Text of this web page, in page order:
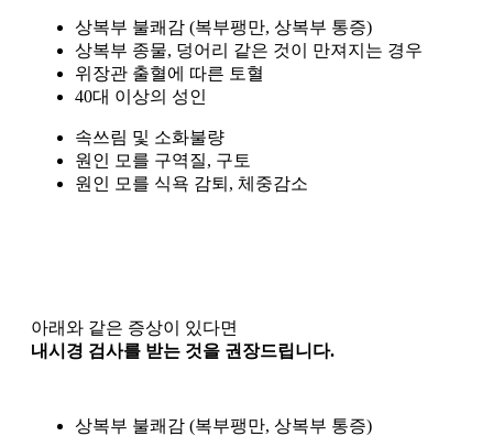
상복부 불쾌감 (복부팽만, 상복부 통증)
상복부 종물, 덩어리 같은 것이 만져지는 경우
위장관 출혈에 따른 토혈
40대 이상의 성인
속쓰림 및 소화불량
원인 모를 구역질, 구토
원인 모를 식욕 감퇴, 체중감소
아래와 같은 증상이 있다면
내시경 검사를 받는 것을 권장드립니다.
상복부 불쾌감 (복부팽만, 상복부 통증)